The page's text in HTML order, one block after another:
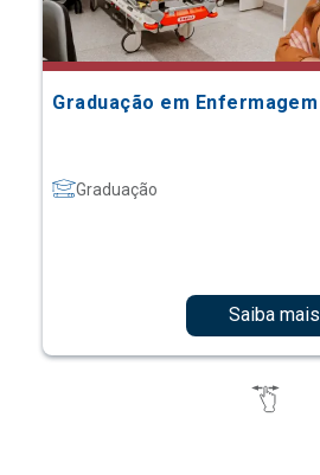
Graduação em Enfermagem
Graduação
Saiba mais